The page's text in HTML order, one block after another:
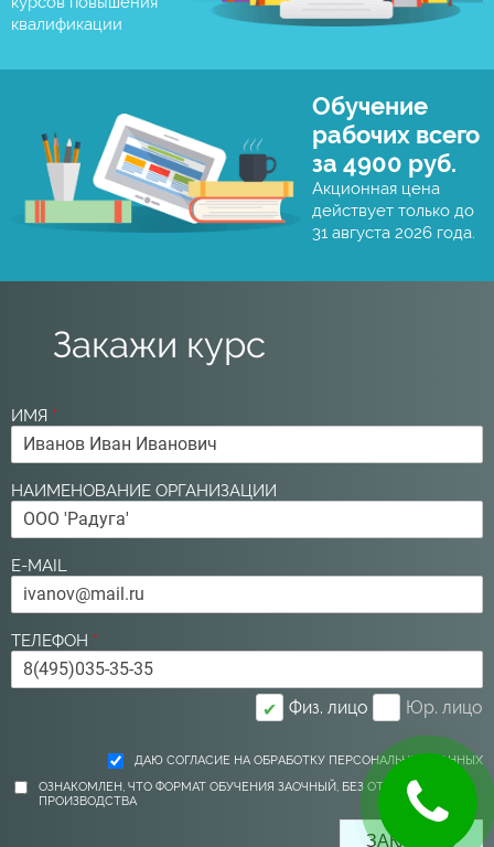
квалификации
Обучение
рабочих всего
за 4900 руб.
Акционная цена
действует только до
31 августа 2026 года.
Закажи курс
ИМЯ *
НАИМЕНОВАНИЕ ОРГАНИЗАЦИИ
E-MAIL
ТЕЛЕФОН *
✔ Физ. лицо Юр. лицо
ДАЮ СОГЛАСИЕ НА ОБРАБОТКУ ПЕРСОНАЛЬНЫХ ДАННЫХ
ОЗНАКОМЛЕН, ЧТО ФОРМАТ ОБУЧЕНИЯ ЗАОЧНЫЙ, БЕЗ ОТРЫВА ОТ
ПРОИЗВОДСТВА